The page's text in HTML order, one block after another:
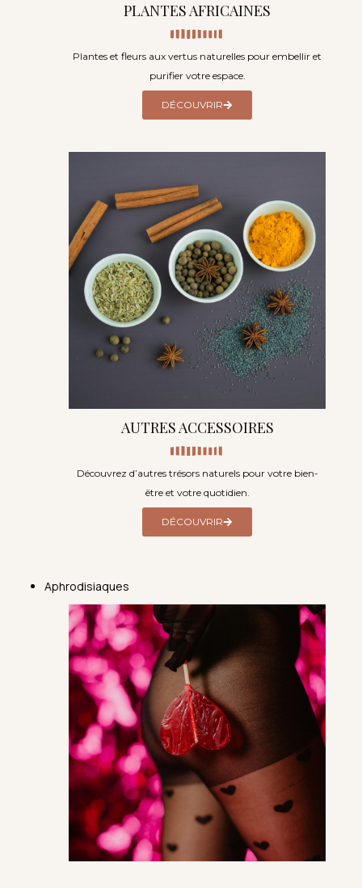
PLANTES AFRICAINES
Plantes et fleurs aux vertus naturelles pour embellir et
purifier votre espace.
DÉCOUVRIR
AUTRES ACCESSOIRES
Découvrez d’autres trésors naturels pour votre bien-
être et votre quotidien.
DÉCOUVRIR
Aphrodisiaques